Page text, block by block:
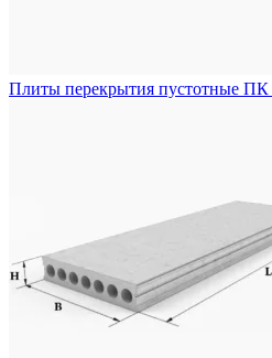
Плиты перекрытия пустотные ПК